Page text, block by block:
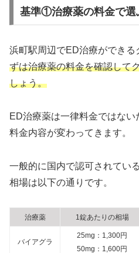
基準①治療薬の料金で選
浜町駅周辺でED治療ができる
ずは治療薬の料金を確認して
しょう。
ED治療薬は一律料金ではな
料金内容が変わってきます。
一般的に国内で認可されてい
相場は以下の通りです。
治療薬 1錠あたりの相場
バイアグラ
25mg：1,300円
50mg：1,600円